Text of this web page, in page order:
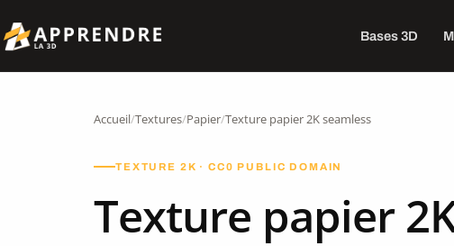
Bases 3D
Accueil/Textures/Papier/Texture papier 2K seamless
TEXTURE 2K · CC0 PUBLIC DOMAIN
Texture papier